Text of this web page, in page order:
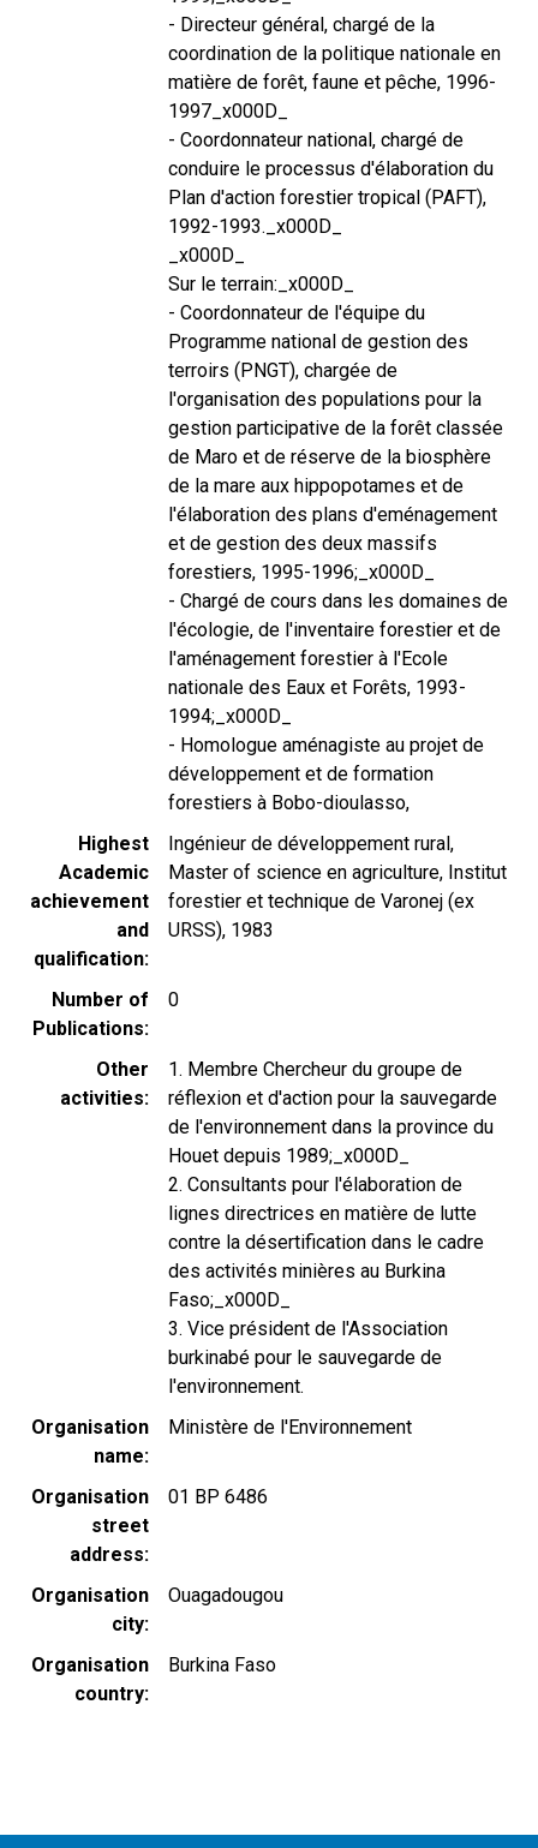
- Directeur général, chargé de la
coordination de la politique nationale en
matière de forêt, faune et pêche, 1996-
1997_x000D_
- Coordonnateur national, chargé de
conduire le processus d'élaboration du
Plan d'action forestier tropical (PAFT),
1992-1993._x000D_
_x000D_
Sur le terrain:_x000D_
- Coordonnateur de l'équipe du
Programme national de gestion des
terroirs (PNGT), chargée de
l'organisation des populations pour la
gestion participative de la forêt classée
de Maro et de réserve de la biosphère
de la mare aux hippopotames et de
l'élaboration des plans d'eménagement
et de gestion des deux massifs
forestiers, 1995-1996;_x000D_
- Chargé de cours dans les domaines de
l'écologie, de l'inventaire forestier et de
l'aménagement forestier à l'Ecole
nationale des Eaux et Forêts, 1993-
1994;_x000D_
- Homologue aménagiste au projet de
développement et de formation
forestiers à Bobo-dioulasso,
Highest
Academic
achievement
and
qualification
Ingénieur de développement rural,
Master of science en agriculture, Institut
forestier et technique de Varonej (ex
URSS), 1983
Number of
Publications
0
Other
activities
1. Membre Chercheur du groupe de
réflexion et d'action pour la sauvegarde
de l'environnement dans la province du
Houet depuis 1989;_x000D_
2. Consultants pour l'élaboration de
lignes directrices en matière de lutte
contre la désertification dans le cadre
des activités minières au Burkina
Faso;_x000D_
3. Vice président de l'Association
burkinabé pour le sauvegarde de
l'environnement.
Organisation
name
Ministère de l'Environnement
Organisation
street
address
01 BP 6486
Organisation
city
Ouagadougou
Organisation
country
Burkina Faso